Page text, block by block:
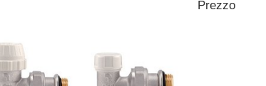
Prezzo